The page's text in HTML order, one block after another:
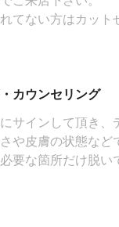
てない方はカット
カウンセリング
サインして頂き、
や皮膚の状態など
要な箇所だけ脱い